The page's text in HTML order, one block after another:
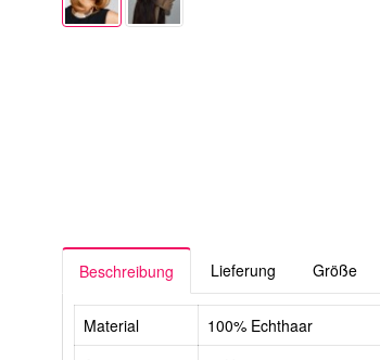
Beschreibung Lieferung Größe
Material
100% Echthaar